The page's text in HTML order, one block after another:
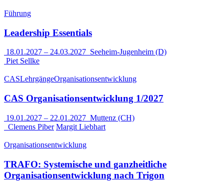
Führung
Leadership Essentials
18.01.2027 – 24.03.2027 Seeheim-Jugenheim (D)
Piet Sellke
CASLehrgängeOrganisationsentwicklung
CAS Organisationsentwicklung 1/2027
19.01.2027 – 22.01.2027 Muttenz (CH)
Clemens Piber Margit Liebhart
Organisationsentwicklung
TRAFO: Systemische und ganzheitliche
Organisationsentwicklung nach Trigon